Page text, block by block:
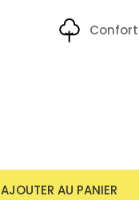
Confort
AJOUTER AU PANIER